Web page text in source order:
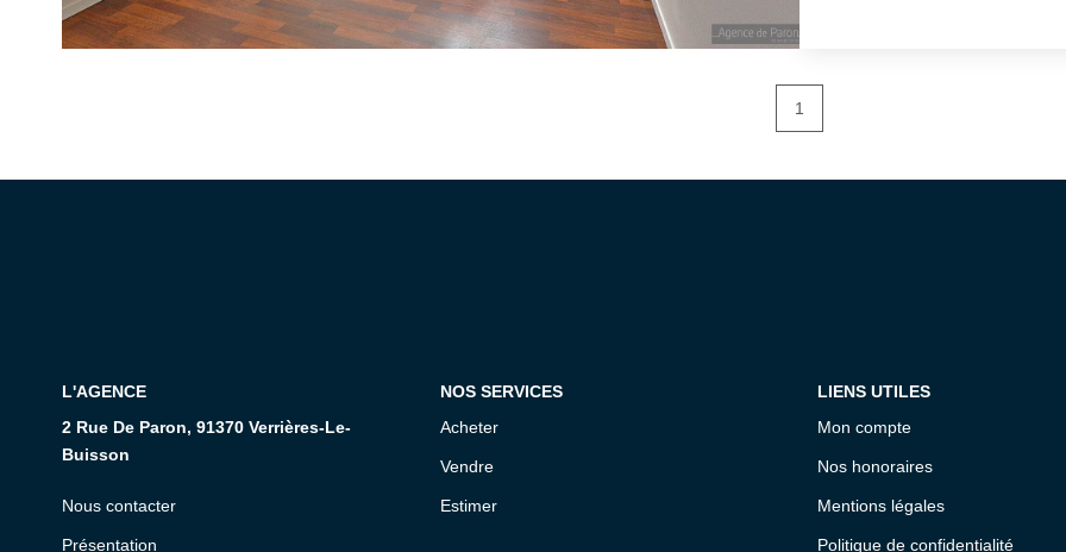
1
L'AGENCE
2 Rue De Paron, 91370 Verrières-Le-
Buisson
Nous contacter
Présentation
NOS SERVICES
Acheter
Vendre
Estimer
LIENS UTILES
Mon compte
Nos honoraires
Mentions légales
Politique de confidentialité